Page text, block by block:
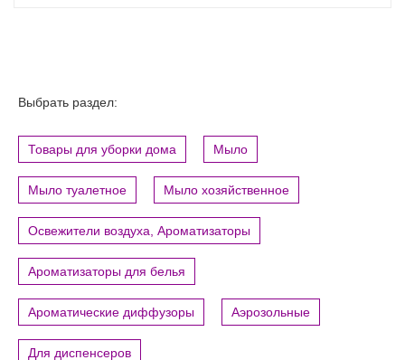
Выбрать раздел:
Товары для уборки дома Мыло
Мыло туалетное Мыло хозяйственное
Освежители воздуха, Ароматизаторы
Ароматизаторы для белья
Ароматические диффузоры Аэрозольные
Для диспенсеров